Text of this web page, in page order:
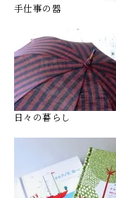
手仕事の器
日々の暮らし